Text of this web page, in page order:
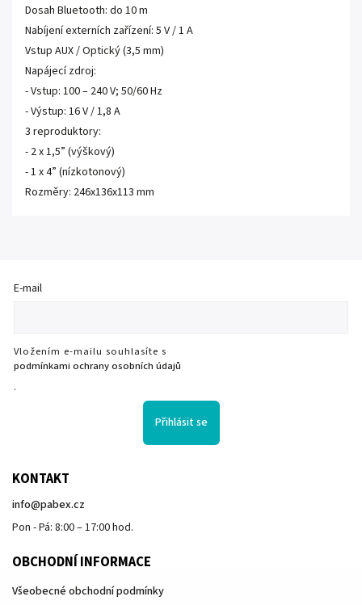
Dosah Bluetooth: do 10 m
Nabíjení externích zařízení: 5 V / 1 A
Vstup AUX / Optický (3,5 mm)
Napájecí zdroj:
- Vstup: 100 – 240 V; 50/60 Hz
- Výstup: 16 V / 1,8 A
3 reproduktory:
- 2 x 1,5” (výškový)
- 1 x 4” (nízkotonový)
Rozměry: 246x136x113 mm
E-mail
Vložením e-mailu souhlasíte s
podmínkami ochrany osobních údajů
.
Přihlásit se
KONTAKT
info@pabex.cz
Pon - Pá: 8:00 – 17:00 hod.
OBCHODNÍ INFORMACE
Všeobecné obchodní podmínky